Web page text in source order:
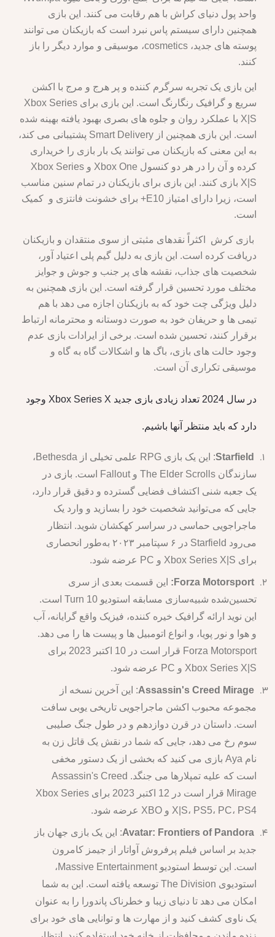
واحد پول دنیای کراش با هم رقابت می کنند. این بازی
همچنین دارای سیستم پاس نبرد است که بازیکنان می توانند
پوسته های جدید، cosmetics، موسیقی و موارد دیگر را باز
کنند.
این بازی یک تجربه سرگرم کننده و پر هرج و مرج با اکشن
سریع و گرافیک رنگارنگ است. این بازی برای Xbox Series
X|S با عملکرد روان و جلوه های بصری بهبود یافته بهینه شده
است. این بازی همچنین از Smart Delivery پشتیبانی می کند،
به این معنی که بازیکنان می توانند یک بار بازی را خریداری
کرده و آن را در هر دو کنسول Xbox One و Xbox Series
X|S بازی کنند. این بازی برای بازیکنان در تمام سنین مناسب
است، زیرا دارای امتیاز E10+ برای خشونت فانتزی و کمیک
است.
بازی کرش اکثراً نقدهای مثبتی از سوی منتقدان و بازیکنان
دریافت کرده است. این بازی به دلیل گیم پلی اعتیاد آور،
شخصیت های جذاب، نقشه های پر جنب و جوش و جوایز
مختلف مورد تحسین قرار گرفته است. این بازی همچنین به
دلیل ویژگی چت خود که به بازیکنان اجازه می دهد با هم
تیمی ها و حریفان خود به صورت دوستانه و محترمانه ارتباط
برقرار کنند، تحسین شده است. برخی از ایرادات بازی عدم
وجود حالت های بازی، باگ ها و اشکالات گاه به گاه و
موسیقی تکراری آن است.
در سال 2024 تعداد زیادی بازی جدید Xbox Series X وجود
دارد که باید منتظر آنها باشیم.
Starfield
: این یک بازی RPG علمی تخیلی از Bethesda،
سازندگان The Elder Scrolls و Fallout است. بازی در
یک جعبه شنی اکتشاف فضایی گسترده و دقیق قرار دارد،
جایی که می‌توانید شخصیت خود را بسازید و وارد یک
ماجراجویی حماسی در سراسر کهکشان شوید. انتظار
می‌رود Starfield در ۶ سپتامبر ۲۰۲۳ به‌طور انحصاری
برای Xbox Series X|S و PC عرضه شود.
Forza Motorsport:
این قسمت بعدی از سری
تحسین‌شده شبیه‌سازی مسابقه استودیو Turn 10 است.
این نوید ارائه گرافیک خیره کننده، فیزیک واقع گرایانه، آب
و هوا و نور پویا، و انواع اتومبیل ها و پیست ها را می دهد.
Forza Motorsport قرار است در 10 اکتبر 2023 برای
Xbox Series X|S و PC عرضه شود.
Assassin's Creed Mirage: این آخرین نسخه از
مجموعه محبوب اکشن ماجراجویی تاریخی یوبی سافت
است. داستان در قرن دوازدهم و در طول جنگ صلیبی
سوم رخ می دهد، جایی که شما در نقش یک قاتل زن به
نام Aya بازی می کنید که بخشی از یک دستور مخفی
است که علیه تمپلارها می جنگد. Assassin's Creed
Mirage قرار است در 12 اکتبر 2023 برای Xbox Series
X|S، PS5، PC، PS4 و XBO عرضه شود.
Avatar: Frontiers of Pandora: این یک بازی جهان باز
جدید بر اساس فیلم پرفروش آواتار از جیمز کامرون
است. این توسط استودیو Massive Entertainment،
استودیوی The Division توسعه یافته است. این به شما
امکان می دهد تا دنیای زیبا و خطرناک پاندورا را به عنوان
یک ناوی کشف کنید و از مهارت ها و توانایی های خود برای